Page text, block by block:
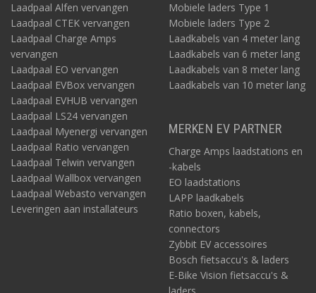
Laadpaal Alfen vervangen
Laadpaal CTEK vervangen
Laadpaal Charge Amps
vervangen
Laadpaal EO vervangen
Laadpaal EVBox vervangen
Laadpaal EVHUB vervangen
Laadpaal LS24 vervangen
Laadpaal Myenergi vervangen
Laadpaal Ratio vervangen
Laadpaal Telwin vervangen
Laadpaal Wallbox vervangen
Laadpaal Webasto vervangen
Leveringen aan installateurs
Mobiele laders Type 1
Mobiele laders Type 2
Laadkabels van 4 meter lang
Laadkabels van 6 meter lang
Laadkabels van 8 meter lang
Laadkabels van 10 meter lang
MERKEN EV PARTNER
Charge Amps laadstations en
-kabels
EO laadstations
LAPP laadkabels
Ratio boxen, kabels,
connectors
Zybbit EV accessoires
Bosch fietsaccu's & laders
E-Bike Vision fietsaccu's &